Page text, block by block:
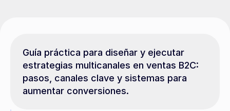
Guía práctica para diseñar y ejecutar
estrategias multicanales en ventas B2C:
pasos, canales clave y sistemas para
aumentar conversiones.